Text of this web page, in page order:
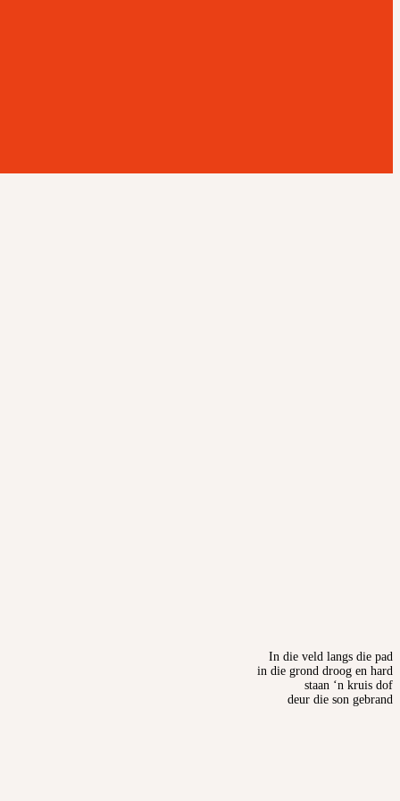
In die veld langs die pad
in die grond droog en hard
staan ‘n kruis dof
deur die son gebrand